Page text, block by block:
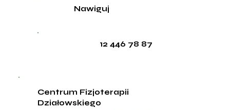
12 446 78 87
Nawiguj
Centrum Fizjoterapii
Działowskiego